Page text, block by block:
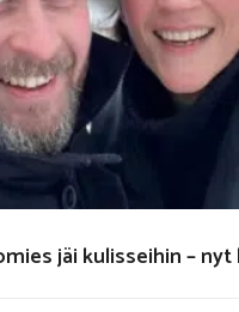
jäi kulisseihin –